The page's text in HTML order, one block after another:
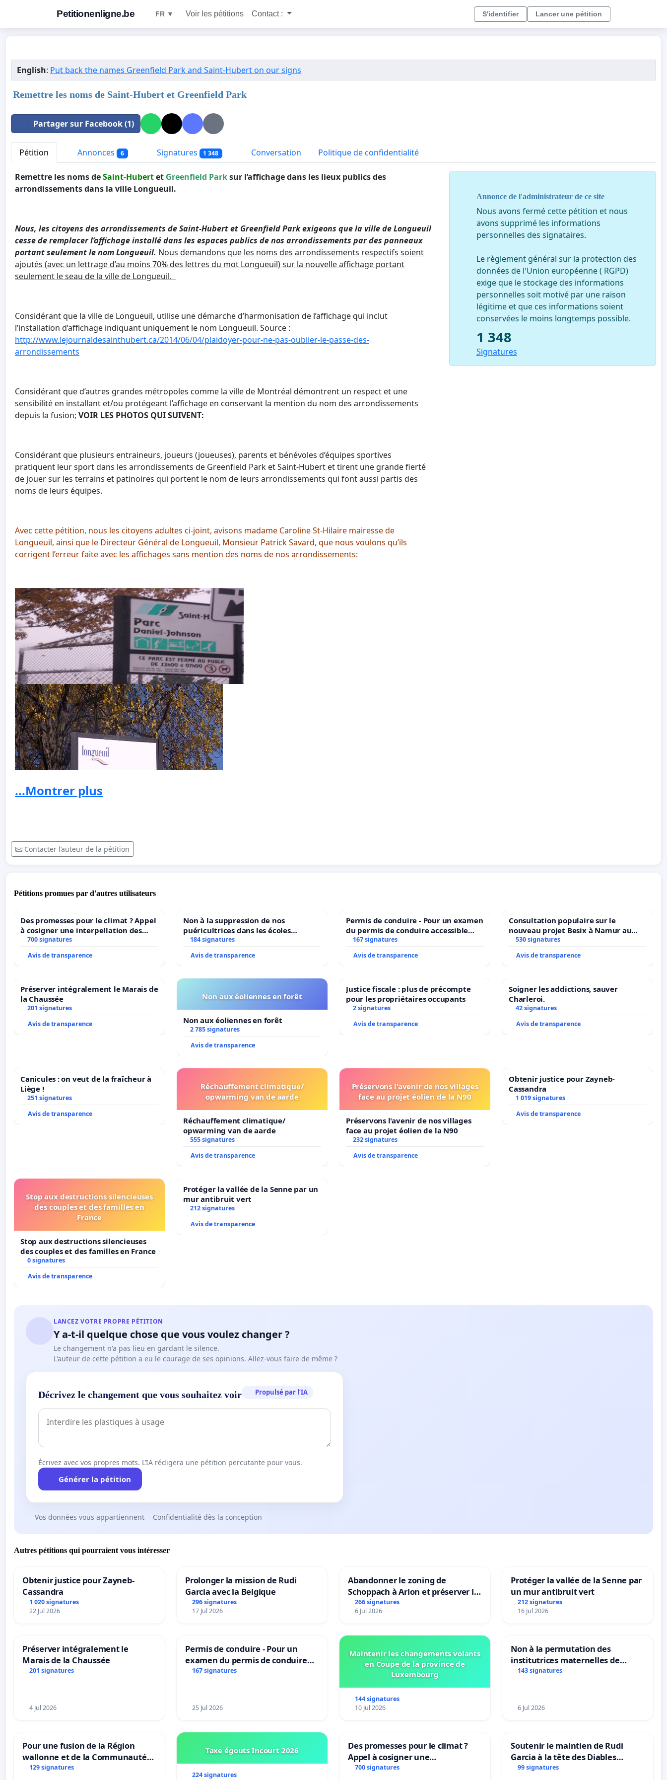
Petitionenligne.be FR ▼ Voir les pétitions Contact : S'identifier Lancer une pétition
English: Put back the names Greenfield Park and Saint-Hubert on our signs
Remettre les noms de Saint-Hubert et Greenfield Park
Partager sur Facebook (1)
Pétition Annonces 6 Signatures 1 348 Conversation Politique de confidentialité
Remettre les noms deSaint-Hubertet Greenfield Parksur l’affichage dans les lieux publics des
arrondissements dans la ville Longueuil.
Nous, les citoyens des arrondissements de Saint-Hubert et Greenfield Park exigeons que la ville de Longueuil
cesse de remplacer l’affichage installé dans les espaces publics de nos arrondissements par des panneaux
portant seulement le nom Longueuil. Nous demandons que les noms des arrondissements respectifs soient
ajoutés (avec un lettrage d’au moins 70% des lettres du mot Longueuil) sur la nouvelle affichage portant
seulement le seau de la ville de Longueuil.
Considérant que la ville de Longueuil, utilise une démarche d’harmonisation de l’affichage qui inclut
l’installation d’affichage indiquant uniquement le nom Longueuil. Source :
http://www.lejournaldesainthubert.ca/2014/06/04/plaidoyer-pour-ne-pas-oublier-le-passe-des-
arrondissements
Considérant que d’autres grandes métropoles comme la ville de Montréal démontrent un respect et une
sensibilité en installant et/ou protégeant l’affichage en conservant la mention du nom des arrondissements
depuis la fusion; VOIR LES PHOTOS QUI SUIVENT:
Considérant que plusieurs entraineurs, joueurs (joueuses), parents et bénévoles d’équipes sportives
pratiquent leur sport dans les arrondissements de Greenfield Park et Saint-Hubert et tirent une grande fierté
de jouer sur les terrains et patinoires qui portent le nom de leurs arrondissements qui font aussi partis des
noms de leurs équipes.
Avec cette pétition, nous les citoyens adultes ci-joint, avisons madame Caroline St-Hilaire mairesse de
Longueuil, ainsi que le Directeur Général de Longueuil, Monsieur Patrick Savard, que nous voulons qu’ils
corrigent l’erreur faite avec les affichages sans mention des noms de nos arrondissements:
la Ville de Longueuil a installé un nouvel
seulement le seau de la ville de
qui été installé sur plusieurs
...Montrer plus
Contacter l’auteur de la pétition
Annonce de l'administrateur de ce site
Nous avons fermé cette pétition et nous
avons supprimé les informations
personnelles des signataires.
Le règlement général sur la protection des
données de l'Union européenne ( RGPD)
exige que le stockage des informations
personnelles soit motivé par une raison
légitime et que ces informations soient
conservées le moins longtemps possible.
1 348
Signatures
Pétitions promues par d'autres utilisateurs
Des promesses pour le climat ? Appel
à cosigner une interpellation des
ministres wallons du climat et de
700 signatures
Avis de transparence
Non à la suppression de nos
puéricultrices dans les écoles
communale de Flémalle !
184 signatures
Avis de transparence
Permis de conduire - Pour un examen
du permis de conduire accessible
dans plusieurs langues à Bruxelles
167 signatures
Avis de transparence
Consultation populaire sur le
nouveau projet Besix à Namur au
Parc Léopold ?
530 signatures
Avis de transparence
Préserver intégralement le Marais de
la Chaussée
201 signatures
Avis de transparence
Non aux éoliennes en forêt
Non aux éoliennes en forêt
2 785 signatures
Avis de transparence
Justice fiscale : plus de précompte
pour les propriétaires occupants
2 signatures
Avis de transparence
Soigner les addictions, sauver
Charleroi.
42 signatures
Avis de transparence
Canicules : on veut de la fraîcheur à
Liège !
251 signatures
Avis de transparence
Réchauffement climatique/
opwarming van de aarde
Réchauffement climatique/
opwarming van de aarde
555 signatures
Avis de transparence
Préservons l'avenir de nos villages
face au projet éolien de la N90
Préservons l'avenir de nos villages
face au projet éolien de la N90
232 signatures
Avis de transparence
Obtenir justice pour Zayneb-
Cassandra
1 019 signatures
Avis de transparence
Stop aux destructions silencieuses
des couples et des familles en
France
Stop aux destructions silencieuses
des couples et des familles en France
0 signatures
Avis de transparence
Protéger la vallée de la Senne par un
mur antibruit vert
212 signatures
Avis de transparence
LANCEZ VOTRE PROPRE PÉTITION
Y a-t-il quelque chose que vous voulez changer ?
Le changement n'a pas lieu en gardant le silence.
L'auteur de cette pétition a eu le courage de ses opinions. Allez-vous faire de même ?
Décrivez le changement que vous souhaitez voir Propulsé par l’IA
Écrivez avec vos propres mots. L’IA rédigera une pétition percutante pour vous.
Générer la pétition
Vos données vous appartiennent Confidentialité dès la conception
Autres pétitions qui pourraient vous intéresser
Obtenir justice pour Zayneb-
Cassandra
1 020 signatures
22 Jul 2026
Prolonger la mission de Rudi
Garcia avec la Belgique
296 signatures
17 Jul 2026
Abandonner le zoning de
Schoppach à Arlon et préserver le
site naturel
266 signatures
6 Jul 2026
Protéger la vallée de la Senne par
un mur antibruit vert
212 signatures
16 Jul 2026
Préserver intégralement le
Marais de la Chaussée
201 signatures
4 Jul 2026
Permis de conduire - Pour un
examen du permis de conduire
accessible dans plusieurs langues
167 signatures
25 Jul 2026
Maintenir les changements volants
en Coupe de la province de
Luxembourg
144 signatures
10 Jul 2026
Non à la permutation des
institutrices maternelles de
Bléharies et Laplaigne !
143 signatures
6 Jul 2026
Pour une fusion de la Région
wallonne et de la Communauté
française (Fédération Wallonie-
129 signatures
Taxe égouts Incourt 2026
224 signatures
Des promesses pour le climat ?
Appel à cosigner une
interpellation des ministres
700 signatures
Soutenir le maintien de Rudi
Garcia à la tête des Diables
Rouges |Teken voor het behoud
99 signatures